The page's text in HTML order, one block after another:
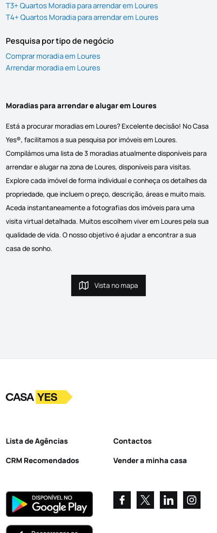
T3+ Quartos Moradia para arrendar em Loures
T4+ Quartos Moradia para arrendar em Loures
Pesquisa por tipo de negócio
Comprar moradia em Loures
Arrendar moradia em Loures
Moradias para arrendar e alugar em Loures
Está a procurar moradias em Loures? Excelente decisão! No Casa
Yes®, facilitamos a sua pesquisa por imóveis em Loures.
Compilámos uma lista de 3 moradias atualmente disponíveis para
arrendar e alugar na zona de Loures, disponíveis para visitas.
Explore cada imóvel de forma individual e conheça os detalhes da
propriedade, que incluem o preço, descrição, áreas e muito mais.
Aceda instantaneamente a fotografias dos imóveis para uma
visita virtual detalhada. Muitos escolhem viver em Loures pela sua
qualidade de vida. O nosso objetivo é ajudar a encontrar a sua
casa de sonho.
Vista no mapa
Vista no mapa
LogoIr para a homepage
Lista de Agências
CRM Recomendados
Contactos
Vender a minha casa